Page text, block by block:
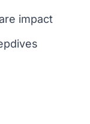
impact